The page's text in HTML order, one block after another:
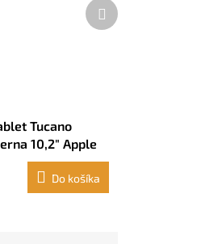
Tucano
10,2" Apple
Do košíka
Ďalší
produkt